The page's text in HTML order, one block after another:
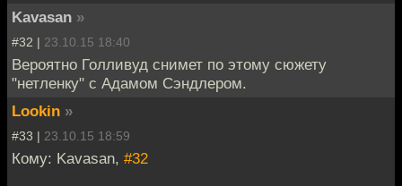
Kavasan »
#32 | 23.10.15 18:40
Вероятно Голливуд снимет по этому сюжету
"нетленку" с Адамом Сэндлером.
Lookin »
#33 | 23.10.15 18:59
Кому: Kavasan, #32